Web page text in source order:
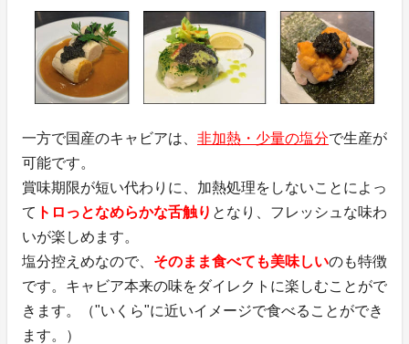
一方で国産のキャビアは、 非加熱・少量の塩分で生産が
可能です。
賞味期限が短い代わりに、加熱処理をしないことによっ
て トロっとなめらかな舌触り となり、フレッシュな味わ
いが楽しめます。
塩分控えめなので、 そのまま食べても美味しいのも特徴
です。キャビア本来の味をダイレクトに楽しむことがで
きます。（"いくら"に近いイメージで食べることができ
ます。）